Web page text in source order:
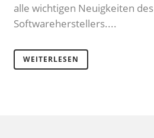
alle wichtigen Neuigkeiten des
Softwareherstellers....
WEITERLESEN